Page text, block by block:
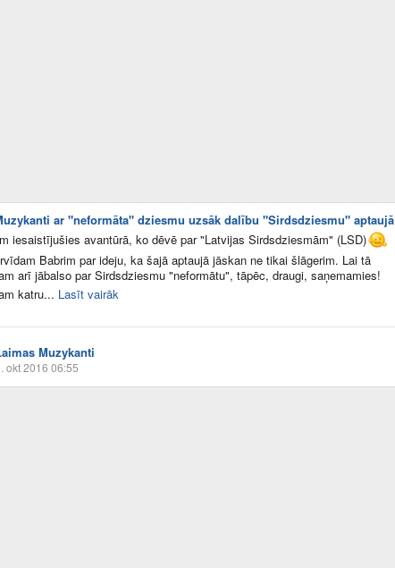
ar "neformāta" dziesmu uzsāk dalību "Sirdsdziesmu" aptaujā
iesaistījušies avantūrā, ko dēvē par "Latvijas Sirdsdziesmām" (LSD)
Babrim par ideju, ka šajā aptaujā jāskan ne tikai šlāgerim. Lai tā
arī jābalso par Sirdsdziesmu "neformātu", tāpēc, draugi, saņemamies!
katru... Lasīt vairāk
Muzykanti
okt 2016 06:55